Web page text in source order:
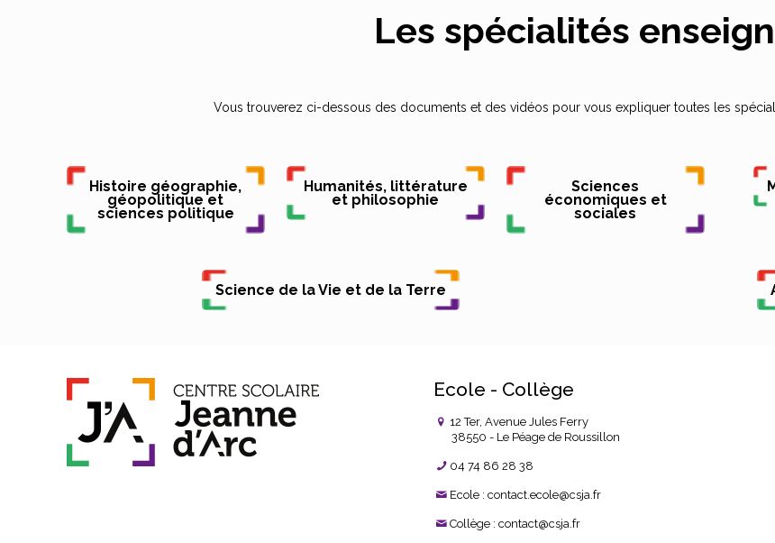
Les spécialités
Vous trouverez ci-dessous des documents et des vidéos pour vous expliquer toutes les
Histoire géographie,
géopolitique et
sciences politique
Humanités, littérature
et philosophie
Sciences
économiques et
sociales
Science de la Vie et de la Terre
Ecole - Collège
12 Ter, Avenue Jules Ferry
38550 - Le Péage de Roussillon
04 74 86 28 38
Ecole : contact.ecole@csja.fr
Collège : contact@csja.fr